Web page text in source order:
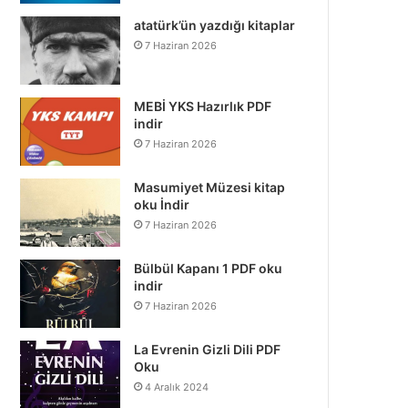
atatürk’ün yazdığı kitaplar
7 Haziran 2026
MEBİ YKS Hazırlık PDF
indir
7 Haziran 2026
Masumiyet Müzesi kitap
oku İndir
7 Haziran 2026
Bülbül Kapanı 1 PDF oku
indir
7 Haziran 2026
La Evrenin Gizli Dili PDF
Oku
4 Aralık 2024